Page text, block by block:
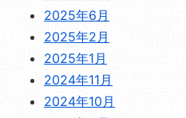
2025年6月
2025年2月
2025年1月
2024年11月
2024年10月